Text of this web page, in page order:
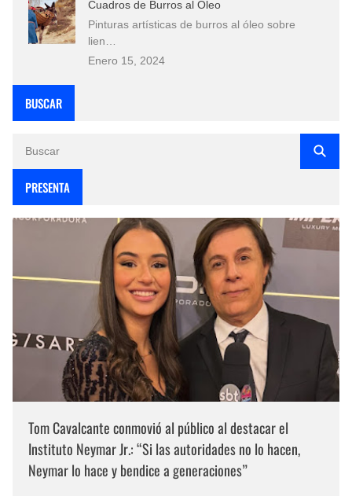
Cuadros de Burros al Óleo
Pinturas artísticas de burros al óleo sobre
lien…
Enero 15, 2024
BUSCAR
PRESENTA
Tom Cavalcante conmovió al público al destacar el
Instituto Neymar Jr.: “Si las autoridades no lo hacen,
Neymar lo hace y bendice a generaciones”